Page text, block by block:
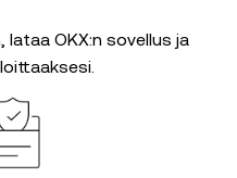
lataa OKX:n sovellus ja